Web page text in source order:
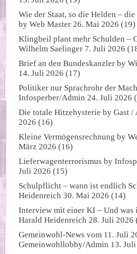
Wie der Staat, so die Helden –
byWeb Master 26. Mai 2026 (19)
Klingbeil plant mehr Schulden –
Wilhelm Saelinger 7. Juli 2026
Brief an den Bundeskanzler by
14. Juli 2026 (17)
Politiker nur Sprachrohr der
Infosperber/Admin 24. Juli 2026
Die totale Hitzehysterie byGast /
2026 (16)
Kleine Vermögensrechnung by
März 2026 (16)
Lieferwagenterrorismus by
Juli 2026 (15)
Schulpflicht – wann ist endlich
Heidenreich 30. Mai 2026 (14)
Interview mit einer KI – Und was
Harald Heidenreich 28. Juli 2026
Gemeinwohl-News vom 11. Juli
Gemeinwohllobby/Admin 13.